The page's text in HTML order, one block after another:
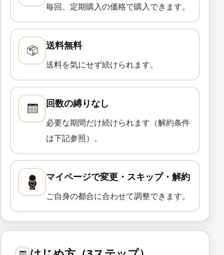
毎回、定期購入の価格で購入できます。
送料無料
送料を気にせず続けられます。
回数の縛りなし
必要な期間だけ続けられます（解約条件
は下記参照）。
マイページで変更・スキップ・解約
ご自身の都合に合わせて調整できます。